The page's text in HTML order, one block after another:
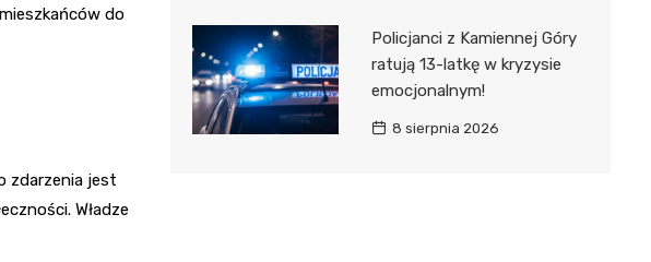
do
zdarzenia jest
Władze
Policjanci z Kamiennej Góry
ratują 13-latkę w kryzysie
emocjonalnym!
8 sierpnia 2026